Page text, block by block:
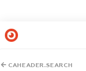
CAHEADER.SEARCH